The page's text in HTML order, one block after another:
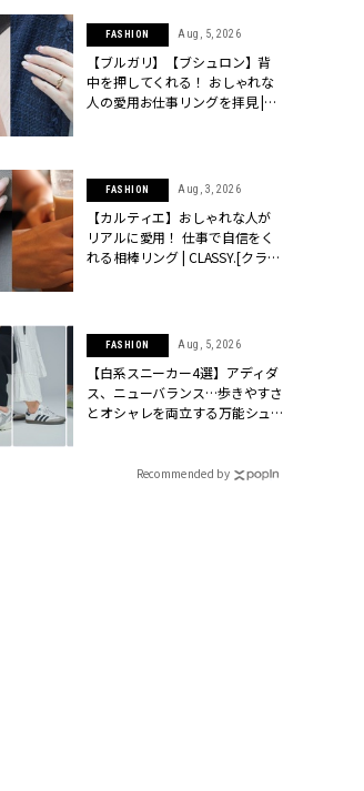
FASHION Aug, 5, 2026
【ブルガリ】【ブシュロン】背
中を押してくれる！ おしゃれな
人の愛用お仕事リングを拝見 |
FASHION Aug, 3, 2026
【カルティエ】おしゃれな人が
リアルに愛用！ 仕事で自信をく
れる相棒リング | CLASSY.[クラッ
FASHION Aug, 5, 2026
【白系スニーカー4選】アディダ
ス、ニューバランス…歩きやすさ
とオシャレを両立する万能シュ
Recommended by